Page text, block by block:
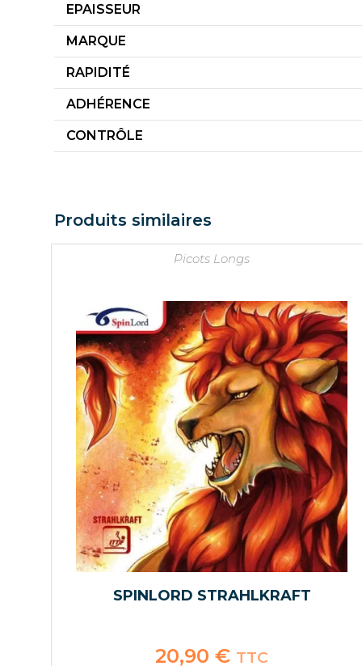
EPAISSEUR
MARQUE
RAPIDITÉ
ADHÉRENCE
CONTRÔLE
Produits similaires
Picots Longs
SPINLORD STRAHLKRAFT
20,90€ TTC